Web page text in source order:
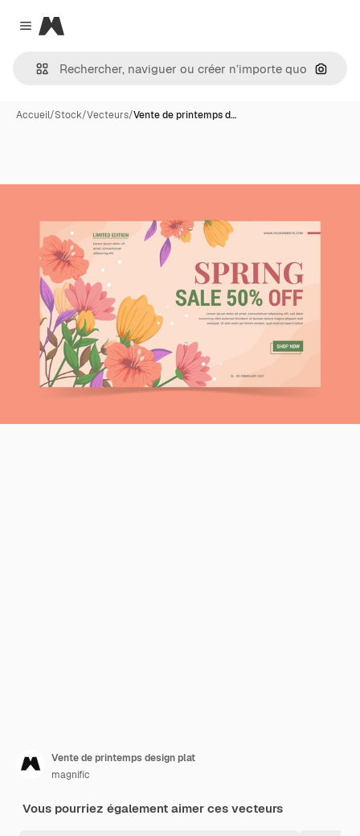
Close menu
Magnific
Accueil/Stock/Vecteurs/Vente de printemps d…
Vente de printemps design plat
magnific
Vous pourriez également aimer ces vecteurs